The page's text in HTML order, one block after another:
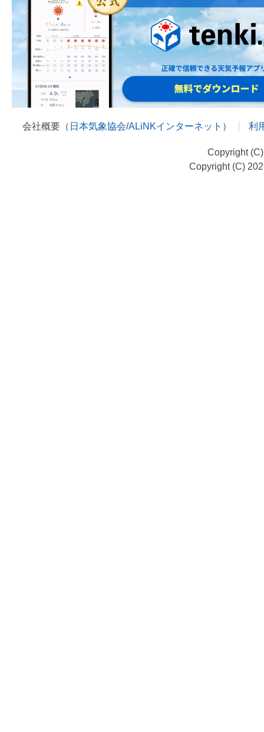
会社概要（ 日本気象協会/ALiNKインターネット ） 利
Copyright
Copyright (C)